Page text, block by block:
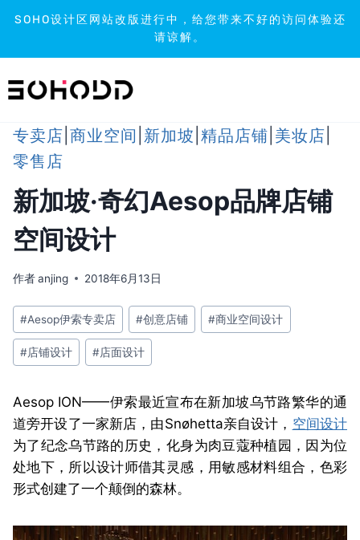
SOHO设计区网站改版进行中，给您带来不好的访问体验还
请谅解。
到
专卖店 商业空间 新加坡 精品店铺 美妆店
零售店
新加坡·奇幻Aesop品牌店铺
空间设计
作者anjing 2018年6月13日
文
章
标
#Aesop伊索专卖店 #创意店铺 #商业空间设计
#店铺设计 #店面设计
Aesop ION——伊索最近宣布在新加坡乌节路繁华的通
道旁开设了一家新店，由Snøhetta亲自设计， 空间设计
为了纪念乌节路的历史，化身为肉豆蔻种植园，因为位
处地下，所以设计师借其灵感，用敏感材料组合，色彩
形式创建了一个颠倒的森林。